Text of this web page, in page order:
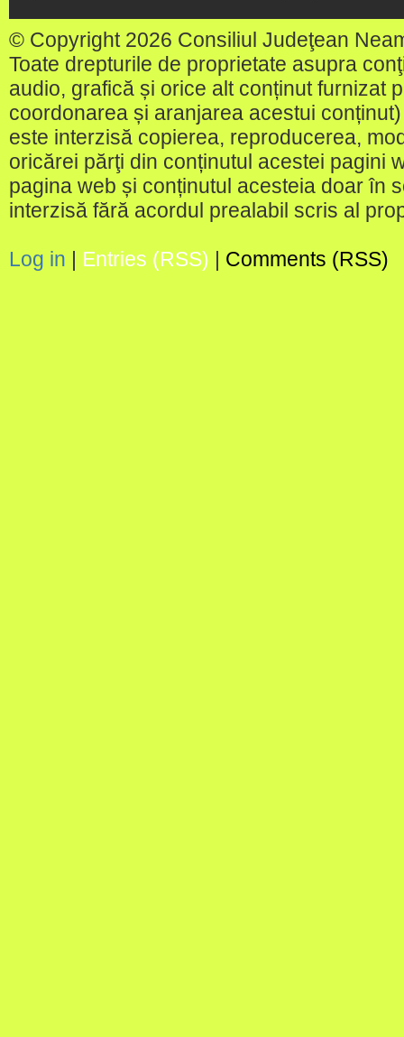
© Copyright 2026 Consiliul Judeţean
Toate drepturile de proprietate asupra
audio, grafică și orice alt conținut furnizat
coordonarea și aranjarea acestui
este interzisă copierea, reproducerea,
oricărei părţi din conținutul acestei pagini
pagina web și conținutul acesteia doar în
interzisă fără acordul prealabil scris al
Log in Entries (RSS) Comments (RSS)